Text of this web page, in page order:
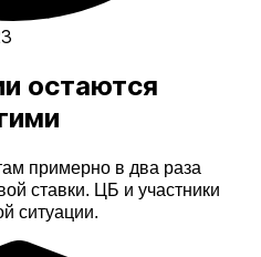
остаются
примерно в два раза
ставки. ЦБ и участники
ситуации.